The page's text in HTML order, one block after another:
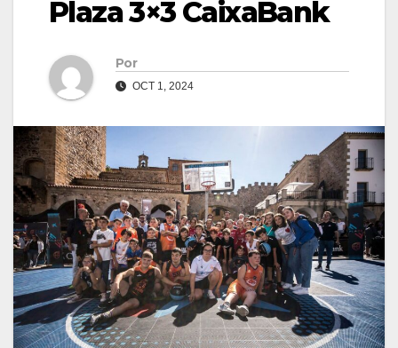
Plaza 3×3 CaixaBank
Por
OCT 1, 2024